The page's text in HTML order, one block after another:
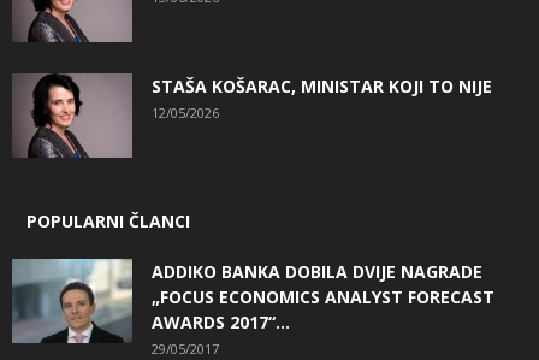
STAŠA KOŠARAC, MINISTAR KOJI TO NIJE
12/05/2026
POPULARNI ČLANCI
ADDIKO BANKA DOBILA DVIJE NAGRADE
„FOCUS ECONOMICS ANALYST FORECAST
AWARDS 2017“...
29/05/2017